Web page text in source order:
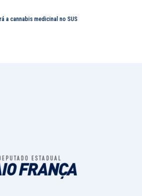
a cannabis medicinal no SUS